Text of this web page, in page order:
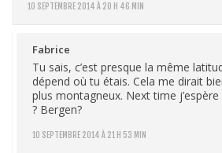
10 SEPTEMBRE 2014 À 20 H 46 MIN
Fabrice
10 SEPTEMBRE 2014 À 21 H 53 MIN
Tu sais, c’est presque la même
dépend où tu étais. Cela me dirait
plus montagneux. Next time
? Bergen?